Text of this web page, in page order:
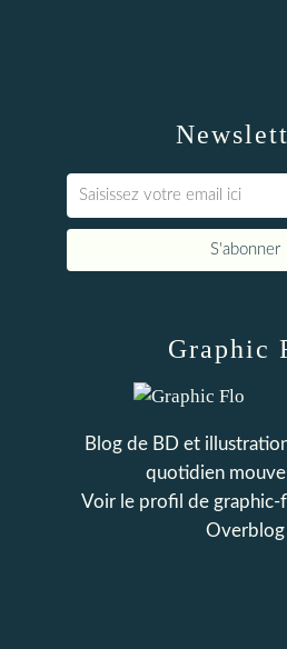
Graphic
Blog de BD et
quotidien
Voir le profil de graphic-
Overblog